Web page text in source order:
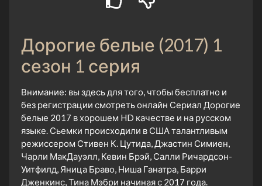
Дорогие белые (2017) 1
сезон 1 серия
Внимание: вы здесь для того, чтобы бесплатно и
без регистрации смотреть онлайн Сериал Дорогие
белые 2017 в хорошем HD качестве и на русском
языке. Сьемки происходили в США талантливым
режиссером Стивен К. Цутида, Джастин Симиен,
Чарли МакДауэлл, Кевин Брэй, Салли Ричардсон-
Уитфилд, Яница Браво, Ниша Ганатра, Барри
Дженкинс, Тина Мэбри начиная с 2017 года.